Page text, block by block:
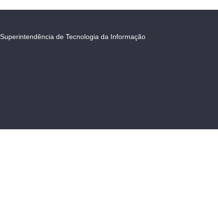
Superintendência de Tecnologia da Informação